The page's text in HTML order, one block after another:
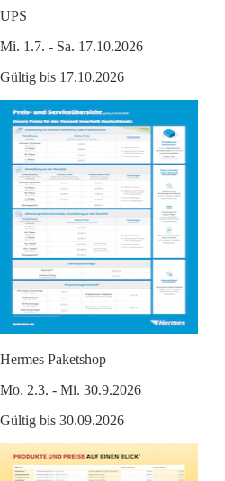
UPS
Mi. 1.7. - Sa. 17.10.2026
Gültig bis 17.10.2026
Hermes Paketshop
Mo. 2.3. - Mi. 30.9.2026
Gültig bis 30.09.2026